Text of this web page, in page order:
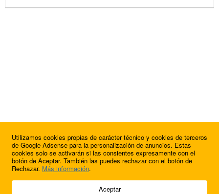
© 2009 - 2026 Soluciones Corporativas IP, SL.
Utilizamos cookies propias de carácter técnico y cookies de terceros
de Google Adsense para la personalización de anuncios. Estas
cookies solo se activarán si las consientes expresamente con el
botón de Aceptar. También las puedes rechazar con el botón de
Rechazar. Más información.
Aceptar